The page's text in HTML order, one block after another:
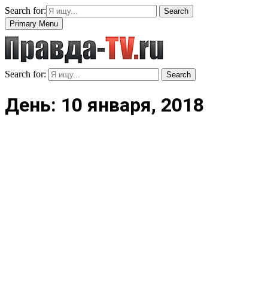
Search for:
Search
Primary Menu
Search for: Search
День: 10 января, 2018